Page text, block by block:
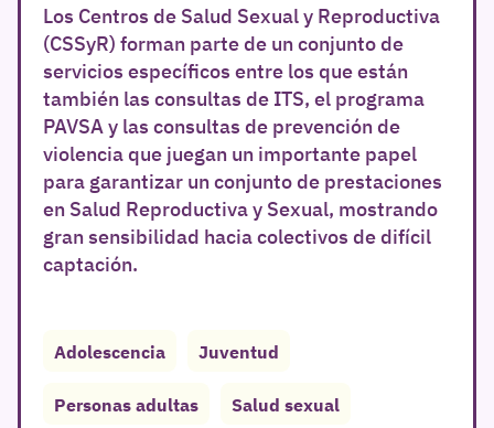
Los Centros de Salud Sexual y Reproductiva
(CSSyR) forman parte de un conjunto de
servicios específicos entre los que están
también las consultas de ITS, el programa
PAVSA y las consultas de prevención de
violencia que juegan un importante papel
para garantizar un conjunto de prestaciones
en Salud Reproductiva y Sexual, mostrando
gran sensibilidad hacia colectivos de difícil
captación.
Adolescencia Juventud
Personas adultas Salud sexual